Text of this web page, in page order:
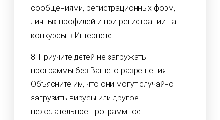
сообщениями, регистрационных форм,
личных профилей и при регистрации на
конкурсы в Интернете.
8. Приучите детей не загружать
программы без Вашего разрешения.
Объясните им, что они могут случайно
загрузить вирусы или другое
нежелательное программное